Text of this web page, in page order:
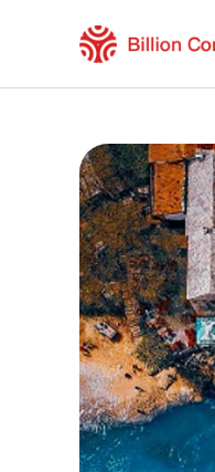
현재 목적지가 포
eSIM을 즐기는 방
Croatia에서
Billion Connect
목적지 및 데이터 요금
eSIM 설치하기
데이터 요금제 즐기기
안정적인 인터넷 연결
로밍 비용 절감
24/7 고객 서비스
쉬운 설치 방법